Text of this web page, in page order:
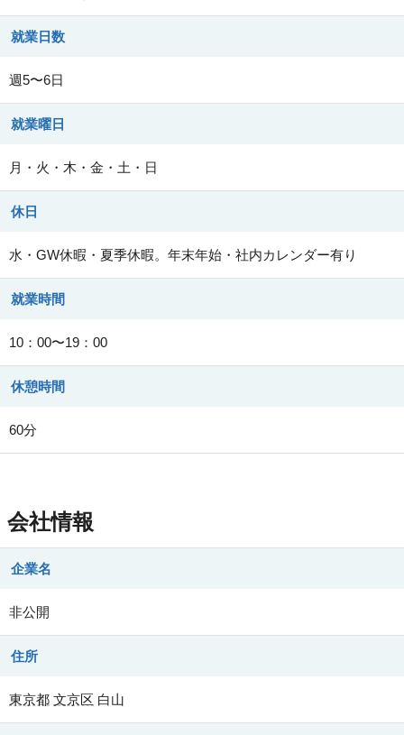
就業日数
週5〜6日
就業曜日
月・火・木・金・土・日
休日
水・GW休暇・夏季休暇。年末年始・社内カレンダー有り
就業時間
10：00〜19：00
休憩時間
60分
会社情報
企業名
非公開
住所
東京都 文京区 白山